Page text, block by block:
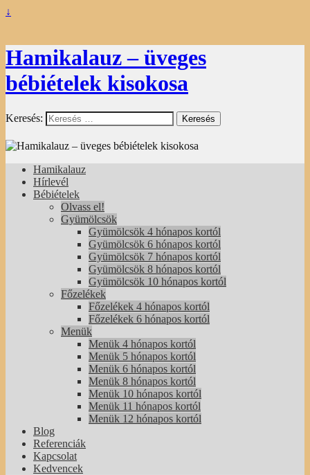
↓
Hamikalauz – üveges
bébiételek kisokosa
Keresés:
Hamikalauz
Hírlevél
Bébiételek
Olvass el!
Gyümölcsök
Gyümölcsök 4 hónapos kortól
Gyümölcsök 6 hónapos kortól
Gyümölcsök 7 hónapos kortól
Gyümölcsök 8 hónapos kortól
Gyümölcsök 10 hónapos kortól
Főzelékek
Főzelékek 4 hónapos kortól
Főzelékek 6 hónapos kortól
Menük
Menük 4 hónapos kortól
Menük 5 hónapos kortól
Menük 6 hónapos kortól
Menük 8 hónapos kortól
Menük 10 hónapos kortól
Menük 11 hónapos kortól
Menük 12 hónapos kortól
Blog
Referenciák
Kapcsolat
Kedvencek